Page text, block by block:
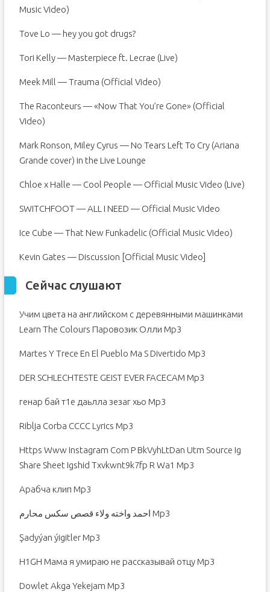
Music Video)
Tove Lo — hey you got drugs?
Tori Kelly — Masterpiece ft. Lecrae (Live)
Meek Mill — Trauma (Official Video)
The Raconteurs — «Now That You’re Gone» (Official
Video)
Mark Ronson, Miley Cyrus — No Tears Left To Cry (Ariana
Grande cover) in the Live Lounge
Chloe x Halle — Cool People — Official Music Video (Live)
SWITCHFOOT — ALL I NEED — Official Music Video
Ice Cube — That New Funkadelic (Official Music Video)
Kevin Gates — Discussion [Official Music Video]
Сейчас слушают
Учим цвета на английском с деревянными машинками
Learn The Colours Паровозик Олли Mp3
Martes Y Trece En El Pueblo Ma S Divertido Mp3
DER SCHLECHTESTE GEIST EVER FACECAM Mp3
генар бай т1е даьлла зезаг хьо Mp3
Riblja Corba СССС Lyrics Mp3
Https Www Instagram Com P BkVyhLtDan Utm Source Ig
Share Sheet Igshid Txvkwnt9k7fp R Wa1 Mp3
Арабча клип Mp3
احمد واخته ولاء قصص سكس محارم Mp3
Şadyýan ýigitler Mp3
H1GH Мама я умираю не рассказывай отцу Mp3
Dowlet Akga Yekejam Mp3